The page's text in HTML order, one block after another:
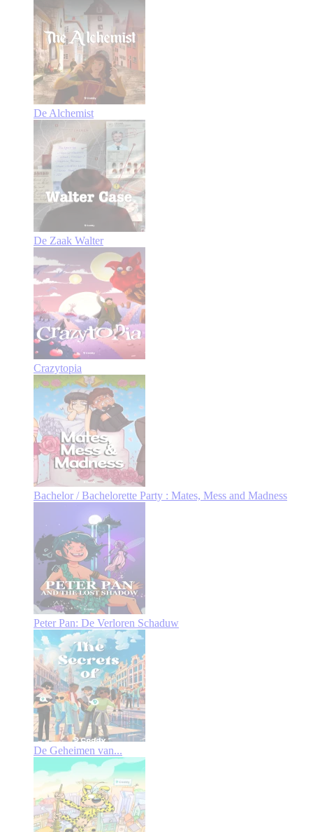
De Alchemist
De Zaak Walter
Crazytopia
Bachelor / Bachelorette Party : Mates, Mess and Madness
Peter Pan: De Verloren Schaduw
De Geheimen van...